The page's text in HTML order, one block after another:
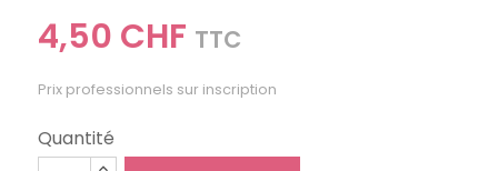
4,50 CHF TTC
Prix professionnels sur inscription
Quantité